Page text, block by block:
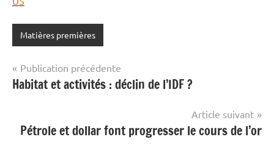
Matières premières
Navigation
de
Publication précédente
Habitat et activités : déclin de l’IDF ?
Article suivant
Pétrole et dollar font progresser le cours de l’or